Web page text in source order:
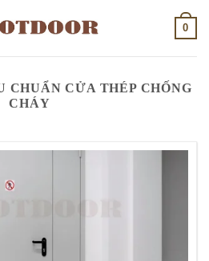
0
CHUẨN CỬA THÉP CHỐNG
CHÁY